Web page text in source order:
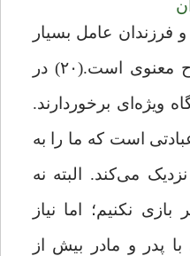
عامل بسیار
بزرگی برای پرورش روح معنوی است.(۲۰) در
ویژه‌ای برخوردارند.
است که ما را به
می‌کند. البته نه
بازی نکنیم؛ اما نیاز
پدر و مادر بیش از